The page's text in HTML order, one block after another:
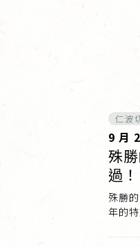
仁波
9 月
殊
過！
殊勝
年的